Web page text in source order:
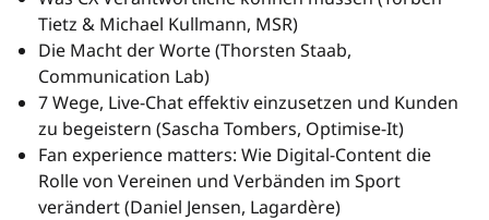
Tietz & Michael Kullmann, MSR)
Die Macht der Worte (Thorsten Staab,
Communication Lab)
7 Wege, Live-Chat effektiv einzusetzen und Kunden
zu begeistern (Sascha Tombers, Optimise-It)
Fan experience matters: Wie Digital-Content die
Rolle von Vereinen und Verbänden im Sport
verändert (Daniel Jensen, Lagardère)